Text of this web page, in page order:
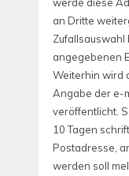
an Dritte
Zufallsauswahl
angegebenen
Weiterhin wird
Angabe der e-
veröffentlicht.
10 Tagen
Postadresse,
werden soll